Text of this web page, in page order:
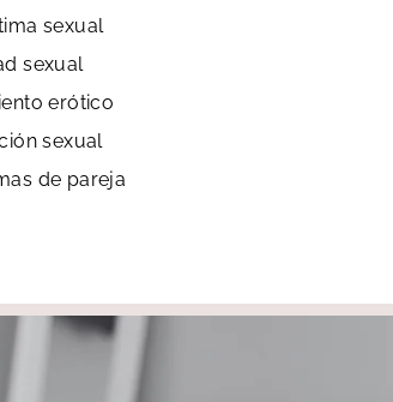
sexual
sexual
erótico
sexual
de pareja